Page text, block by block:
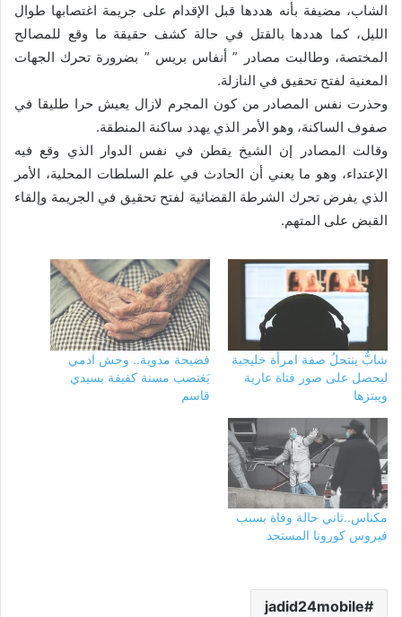
الشاب، مضيفة بأنه هددها قبل الإقدام على جريمة اغتصابها طوال
الليل، كما هددها بالقتل في حالة كشف حقيقة ما وقع للمصالح
المختصة، وطالبت مصادر ” أنفاس بريس ” بضرورة تحرك الجهات
المعنية لفتح تحقيق في النازلة.
وحذرت نفس المصادر من كون المجرم لازال يعيش حرا طليقا في
صفوف الساكنة، وهو الأمر الذي يهدد ساكنة المنطقة.
وقالت المصادر إن الشيخ يقطن في نفس الدوار الذي وقع فيه
الإعتداء، وهو ما يعني أن الحادث في علم السلطات المحلية، الأمر
الذي يفرض تحرك الشرطة القضائية لفتح تحقيق في الجريمة وإلقاء
القبض على المتهم.
شابٌّ ينتحلُ صفة امرأة خليجية
ليحصل على صور فتاة عارية
ويبتزها
فضيحة مدوية.. وحش ادمي
يَغتصب مسنة كفيفة بسيدي
قاسم
مكناس..ثاني حالة وفاة بسبب
فيروس كورونا المستجد
jadid24mobile